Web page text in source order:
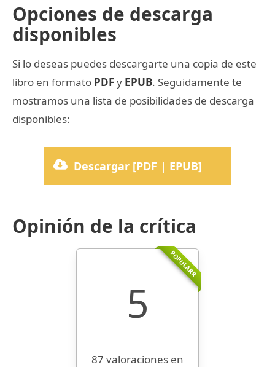
Opciones de descarga
disponibles
Si lo deseas puedes descargarte una copia de este
libro en formato PDFy EPUB. Seguidamente te
mostramos una lista de posibilidades de descarga
disponibles:
Descargar [PDF | EPUB]
Opinión de la crítica
POPULARR
5
87 valoraciones en